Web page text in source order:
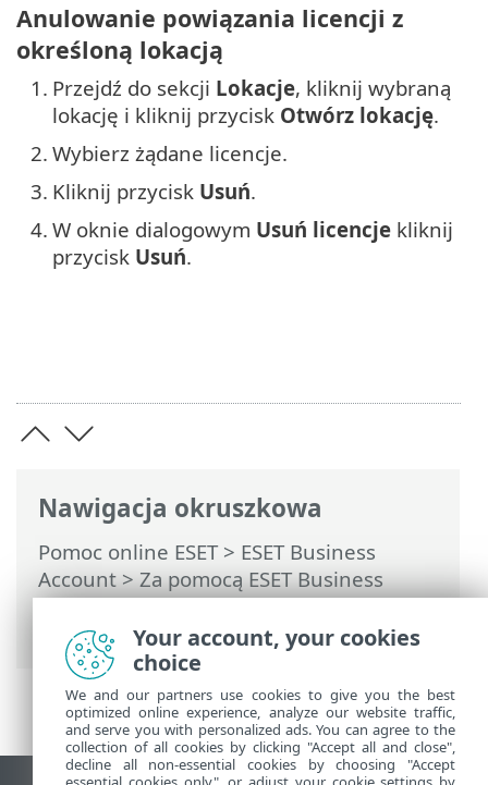
Nawigacja okruszkowa
Pomoc online ESET> ESET Business
Account>Za pomocą ESET Business
Account>Lokacje> Przydziel jednostki
do lokacji
Anulowanie powiązania licencji z
określoną lokacją
1. Przejdź do sekcji Lokacje, kliknij wybraną
lokację i kliknij przycisk Otwórz lokację.
2. Wybierz żądane licencje.
3. Kliknij przycisk Usuń.
4. W oknie dialogowym Usuń licencje kliknij
przycisk Usuń.
Your account, your cookies
choice
We and our partners use cookies to give you the best
optimized online experience, analyze our website traffic,
and serve you with personalized ads. You can agree to the
collection of all cookies by clicking "Accept all and close",
decline all non-essential cookies by choosing "Accept